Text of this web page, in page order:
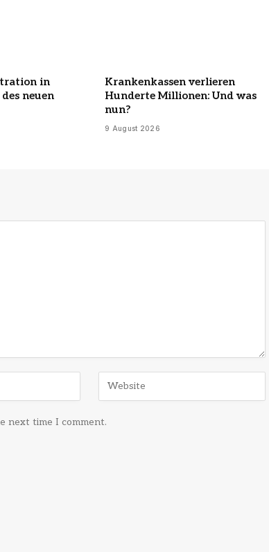
in
neuen
Krankenkassen verlieren
Hunderte Millionen: Und was
nun?
9 August 2026
next time I comment.